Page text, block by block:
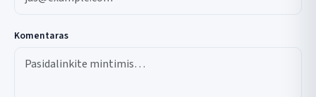
Komentaras